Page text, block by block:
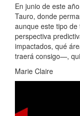
En junio de este
Tauro, donde
aunque este tipo
perspectiva
impactados, qué
traerá consigo—,
Marie Claire